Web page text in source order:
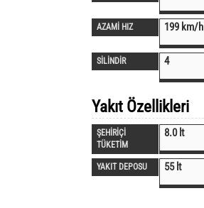
AZAMİ HIZ 199 km/h
SİLİNDİR 4
Yakıt Özellikleri
ŞEHİRİÇİ
TÜKETİM
8.0 lt
YAKIT DEPOSU 55 lt